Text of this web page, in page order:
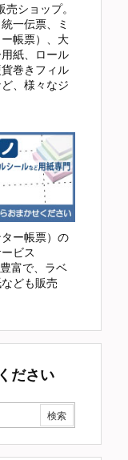
ショップ。
一伝票、ミ
帳票）、大
紙、ロール
巻きフィル
、様々なジ
ー帳票）の
ビス
富で、ラベ
ども販売
ださい